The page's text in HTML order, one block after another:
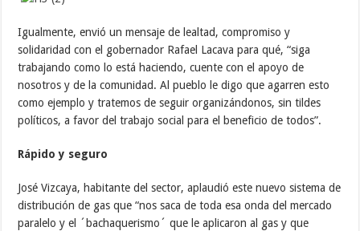
Igualmente, envió un mensaje de lealtad, compromiso y
solidaridad con el gobernador Rafael Lacava para qué, “siga
trabajando como lo está haciendo, cuente con el apoyo de
nosotros y de la comunidad. Al pueblo le digo que agarren esto
como ejemplo y tratemos de seguir organizándonos, sin tildes
políticos, a favor del trabajo social para el beneficio de todos”.
Rápido y seguro
José Vizcaya, habitante del sector, aplaudió este nuevo sistema de
distribución de gas que “nos saca de toda esa onda del mercado
paralelo y el ´bachaquerismo´ que le aplicaron al gas y que